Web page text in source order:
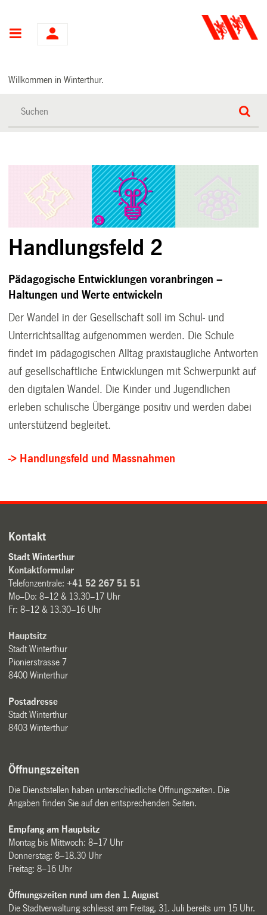
Hauptnavigation
Willkommen in Winterthur.
Handlungsfeld 2
Pädagogische Entwicklungen voranbringen –
Haltungen und Werte entwickeln
Der Wandel in der Gesellschaft soll im Schul- und
Unterrichtsalltag aufgenommen werden. Die Schule
findet im pädagogischen Alltag praxistaugliche Antworten
auf gesellschaftliche Entwicklungen mit Schwerpunkt auf
den digitalen Wandel. Die Kinder und Jugendlichen
erleben schulische Übergänge positiv und werden dabei
unterstützend begleitet.
-> Handlungsfeld und Massnahmen
Kontakt
Stadt Winterthur
Kontaktformular
Telefonzentrale:+41 52 267 51 51
Mo–Do: 8–12 & 13.30–17 Uhr
Fr: 8–12 & 13.30–16 Uhr
Hauptsitz
Stadt Winterthur
Pionierstrasse 7
8400 Winterthur
Postadresse
Stadt Winterthur
8403 Winterthur
Öffnungszeiten
Die Dienststellen haben unterschiedliche Öffnungszeiten. Die
Angaben finden Sie auf den entsprechenden Seiten.
Empfang am Hauptsitz
Montag bis Mittwoch: 8–17 Uhr
Donnerstag: 8–18.30 Uhr
Freitag: 8–16 Uhr
Öffnungszeiten rund um den 1. August
Die Stadtverwaltung schliesst am Freitag, 31. Juli bereits um 15 Uhr.